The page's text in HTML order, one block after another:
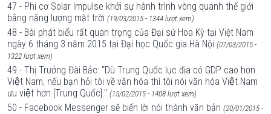
47 - Phi cơ Solar Impulse khởi sự hành trình vòng quanh thế giới
bằng năng lượng mặt trời (19/03/2015 - 1344 lượt xem)
48 - Bài phát biểu rất quan trọng của Đại sứ Hoa Kỳ tại Việt Nam
ngày 6 tháng 3 năm 2015 tại Đại học Quốc gia Hà Nội (07/03/2015 -
1322 lượt xem)
49 - Thị Trưởng Đài Bắc: “Dù Trung Quốc lục địa có GDP cao hơn
Việt Nam, nếu bạn hỏi tôi về văn hóa thì tôi nói văn hóa Việt Nam
ưu việt hơn [Trung Quốc]." (15/02/2015 - 1408 lượt xem)
50 - Facebook Messenger sẽ biến lời nói thành văn bản (20/01/2015 -